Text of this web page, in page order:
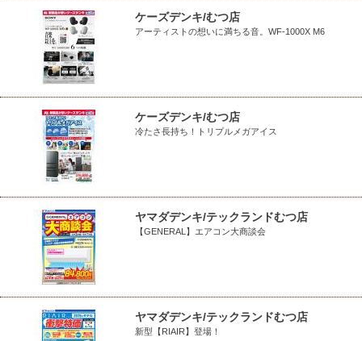
ケーズデンキ/むつ店
アーティストの想いに満ちる音。WF-1000X M6
ケーズデンキ/むつ店
冷たさ長持ち！トリプルメガアイス
ヤマダデンキ/テックランドむつ店
【GENERAL】エアコン大商談会
ヤマダデンキ/テックランドむつ店
新型【RIAIR】登場！